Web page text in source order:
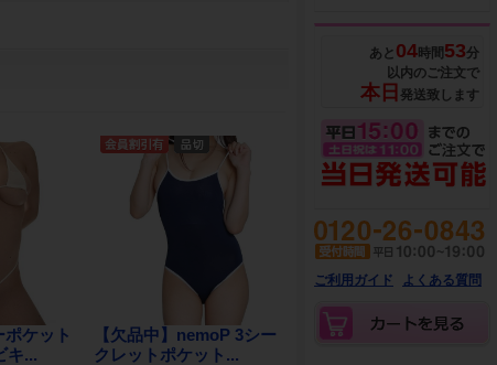
あと 04時間 53分
以内のご注文で
本日 発送致します
ご利用ガイド よくある質問
ケット
キ...
【欠品中】nemoP 3シー
クレットポケット...